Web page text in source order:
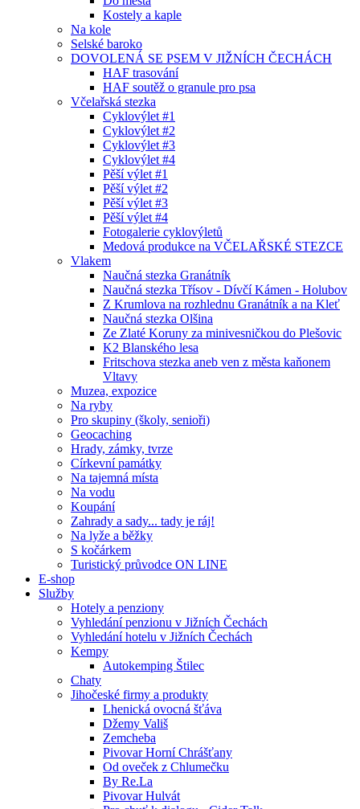
Kostely a kaple
Na kole
Selské baroko
DOVOLENÁ SE PSEM V JIŽNÍCH ČECHÁCH
HAF trasování
HAF soutěž o granule pro psa
Včelařská stezka
Cyklovýlet #1
Cyklovýlet #2
Cyklovýlet #3
Cyklovýlet #4
Pěší výlet #1
Pěší výlet #2
Pěší výlet #3
Pěší výlet #4
Fotogalerie cyklovýletů
Medová produkce na VČELAŘSKÉ STEZCE
Vlakem
Naučná stezka Granátník
Naučná stezka Třísov - Dívčí Kámen - Holubov
Z Krumlova na rozhlednu Granátník a na Kleť
Naučná stezka Olšina
Ze Zlaté Koruny za minivesničkou do Plešovic
K2 Blanského lesa
Fritschova stezka aneb ven z města kaňonem
Vltavy
Muzea, expozice
Na ryby
Pro skupiny (školy, senioři)
Geocaching
Hrady, zámky, tvrze
Církevní památky
Na tajemná místa
Na vodu
Koupání
Zahrady a sady... tady je ráj!
Na lyže a běžky
S kočárkem
Turistický průvodce ON LINE
E-shop
Služby
Hotely a penziony
Vyhledání penzionu v Jižních Čechách
Vyhledání hotelu v Jižních Čechách
Kempy
Autokemping Štilec
Chaty
Jihočeské firmy a produkty
Lhenická ovocná šťáva
Džemy Vališ
Zemcheba
Pivovar Horní Chrášťany
Od oveček z Chlumečku
By Re.La
Pivovar Hulvát